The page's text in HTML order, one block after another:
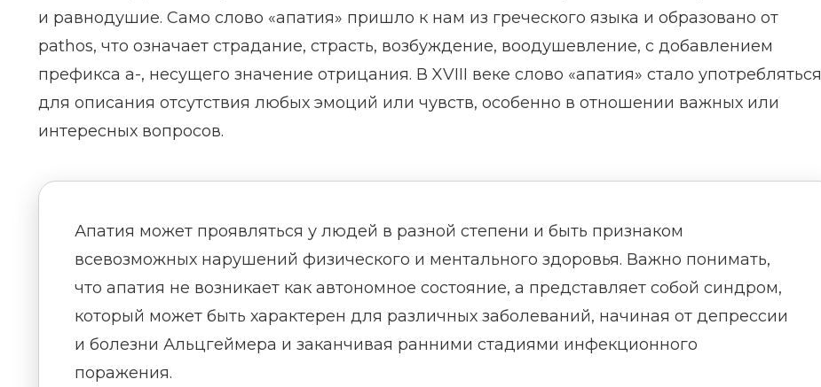
и равнодушие. Само слово «апатия» пришло к нам из греческого языка и образовано от
pathos, что означает страдание, страсть, возбуждение, воодушевление, с добавлением
префикса а-, несущего значение отрицания. В XVIII веке слово «апатия» стало употребляться
для описания отсутствия любых эмоций или чувств, особенно в отношении важных или
интересных вопросов.
Апатия может проявляться у людей в разной степени и быть признаком
всевозможных нарушений физического и ментального здоровья. Важно понимать,
что апатия не возникает как автономное состояние, а представляет собой синдром,
который может быть характерен для различных заболеваний, начиная от депрессии
и болезни Альцгеймера и заканчивая ранними стадиями инфекционного
поражения.